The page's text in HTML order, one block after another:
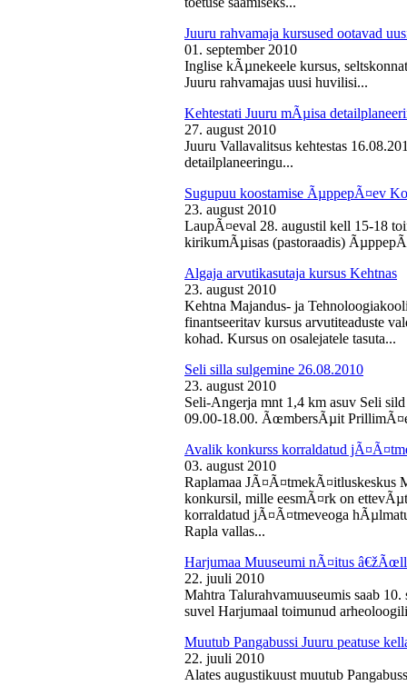
Juuru rahvamaja kursused ootavad
01. september 2010
Inglise kÃµnekeele kursus,
Juuru rahvamajas uusi huvilisi...
Kehtestati Juuru mÃµisa
27. august 2010
Juuru Vallavalitsus kehtestas
detailplaneeringu...
Sugupuu koostamise ÃµppepÃ¤ev
23. august 2010
LaupÃ¤eval 28. augustil kell 15-18
kirikumÃµisas (pastoraadis)
Algaja arvutikasutaja kursus Kehtnas
23. august 2010
Kehtna Majandus- ja
finantseeritav kursus arvutiteaduste
kohad. Kursus on osalejatele tasuta...
Seli silla sulgemine 26.08.2010
23. august 2010
Seli-Angerja mnt 1,4 km asuv Seli
09.00-18.00. ÃœmbersÃµit
Avalik konkurss korraldatud
03. august 2010
Raplamaa JÃ¤Ã¤tmekÃ¤itluskeskus
konkursil, mille eesmÃ¤rk on
korraldatud jÃ¤Ã¤tmeveoga
Rapla vallas...
Harjumaa Muuseumi nÃ¤itus
22. juuli 2010
Mahtra Talurahvamuuseumis saab
suvel Harjumaal toimunud
Muutub Pangabussi Juuru peatuse
22. juuli 2010
Alates augustikuust muutub